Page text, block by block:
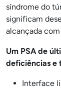
síndrome do
significam
alcançada
Um PSA de
deficiências e
Interface